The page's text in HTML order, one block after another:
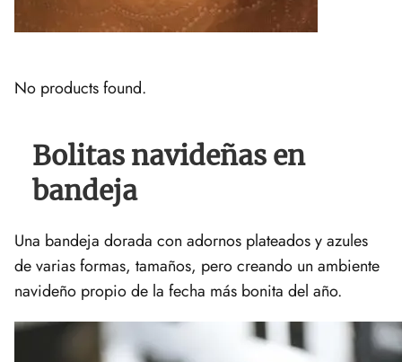
No products found.
Bolitas navideñas en
bandeja
Una bandeja dorada con adornos plateados y azules
de varias formas, tamaños, pero creando un ambiente
navideño propio de la fecha más bonita del año.